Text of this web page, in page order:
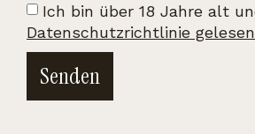
Ich bin über 18 Jahre alt
Datenschutzrichtlinie
Senden